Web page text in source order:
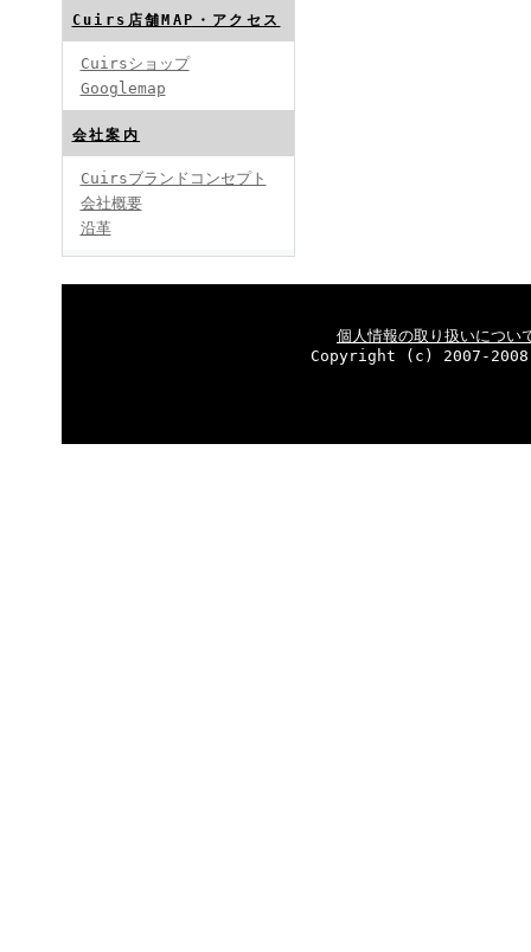
Cuirs店舗MAP・アクセス
Cuirsショップ
Googlemap
会社案内
Cuirsブランドコンセプト
会社概要
沿革
個人情報の取り扱いについ
Copyright (c) 2007-